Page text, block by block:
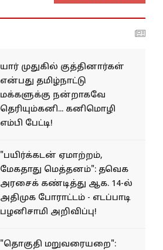
யார் முதுகில் குத்தினார்கள்
என்பது தமிழ்நாட்டு
மக்களுக்கு நன்றாகவே
தெரியும்கனி... கனிமொழி
எம்பி பேட்டி!
"பயிர்க்கடன் ஏமாற்றம்,
மேகதாது மெத்தனம்": தவெக
அரசைக் கண்டித்து ஆக. 14-ல்
அதிமுக போராட்டம் - எடப்பாடி
பழனிசாமி அறிவிப்பு!
"தொகுதி மறுவரையறை":